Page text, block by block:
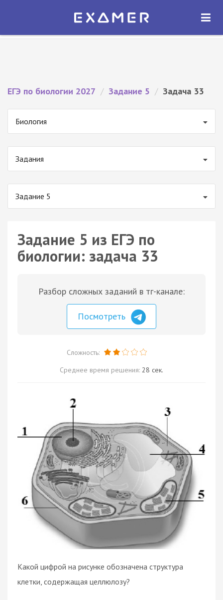
Экзамер — ЕГЭ 2027
ОТКРЫТЬ
ЕГЭ по биологии 2027 / Задание 5 / Задача 33
Биология
Задания
Задание 5
Задание 5 из ЕГЭ по
биологии: задача 33
Разбор сложных заданий в тг-канале:
Посмотреть
Сложность:
Среднее время решения: 28 сек.
Какой цифрой на рисунке обозначена структура
клетки, содержащая целлюлозу?